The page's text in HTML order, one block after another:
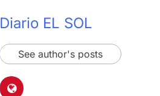
Diario EL SOL
See author's posts